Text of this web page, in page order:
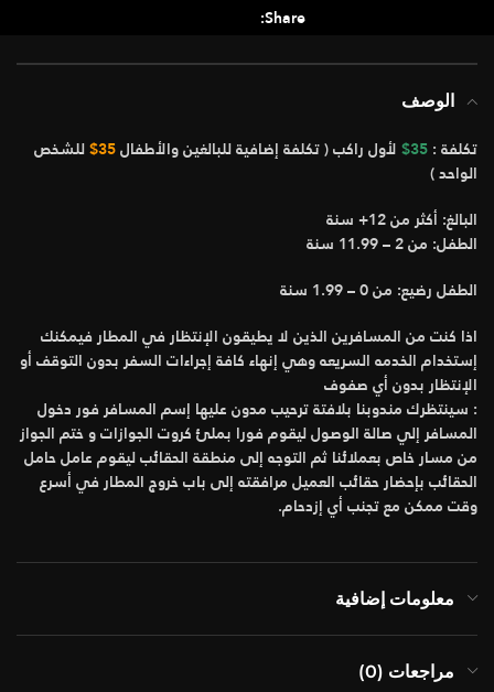
Share:
الوصف
تكلفة :35$ لأول راكب ( تكلفة إضافية للبالغين والأطفال35$ للشخص
الواحد )
البالغ: أكثر من 12+ سنة
الطفل: من 2 – 11.99 سنة
الطفل رضيع: من 0 – 1.99 سنة
اذا كنت من المسافرين الذين لا يطيقون الإنتظار في المطار فيمكنك
إستخدام الخدمه السريعه وهي إنهاء كافة إجراءات السفر بدون التوقف أو
الإنتظار بدون أي صفوف
: سينتظرك مندوبنا بلافتة ترحيب مدون عليها إسم المسافر فور دخول
المسافر إلي صالة الوصول ليقوم فورا بملئ كروت الجوازات و ختم الجواز
من مسار خاص بعملائنا ثم التوجه إلى منطقة الحقائب ليقوم عامل حامل
الحقائب بإحضار حقائب العميل مرافقته إلى باب خروج المطار في أسرع
وقت ممكن مع تجنب أي إزدحام.
معلومات إضافية
مراجعات (0)